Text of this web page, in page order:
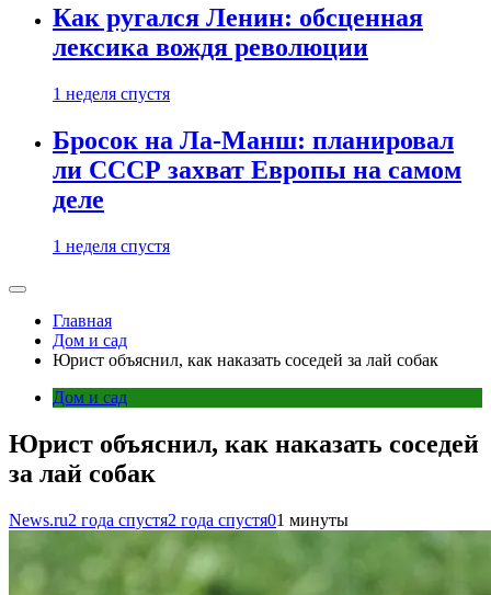
Как ругался Ленин: обсценная
лексика вождя революции
1 неделя спустя
Бросок на Ла-Манш: планировал
ли СССР захват Европы на самом
деле
1 неделя спустя
Главная
Дом и сад
Юрист объяснил, как наказать соседей за лай собак
Дом и сад
Юрист объяснил, как наказать соседей
за лай собак
News.ru2 года спустя2 года спустя01 минуты